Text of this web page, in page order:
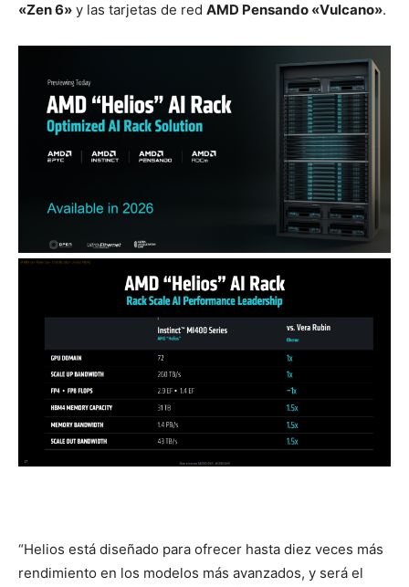
«Zen 6» y las tarjetas de red AMD Pensando «Vulcano».
“Helios está diseñado para ofrecer hasta diez veces más
rendimiento en los modelos más avanzados, y será el